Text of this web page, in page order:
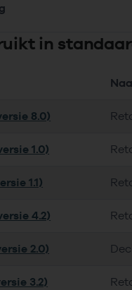
in
8.0)
1.0)
1.1)
4.2)
2.0)
3.2)